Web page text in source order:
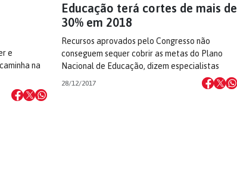
e
na
Educação terá cortes de mais de
30% em 2018
Recursos aprovados pelo Congresso não
conseguem sequer cobrir as metas do Plano
Nacional de Educação, dizem especialistas
28/12/2017